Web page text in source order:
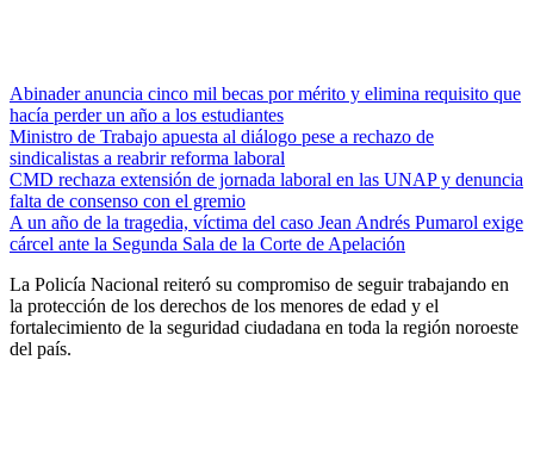
Abinader anuncia cinco mil becas por mérito y elimina requisito que
hacía perder un año a los estudiantes
Ministro de Trabajo apuesta al diálogo pese a rechazo de
sindicalistas a reabrir reforma laboral
CMD rechaza extensión de jornada laboral en las UNAP y denuncia
falta de consenso con el gremio
A un año de la tragedia, víctima del caso Jean Andrés Pumarol exige
cárcel ante la Segunda Sala de la Corte de Apelación
La Policía Nacional reiteró su compromiso de seguir trabajando en
la protección de los derechos de los menores de edad y el
fortalecimiento de la seguridad ciudadana en toda la región noroeste
del país.